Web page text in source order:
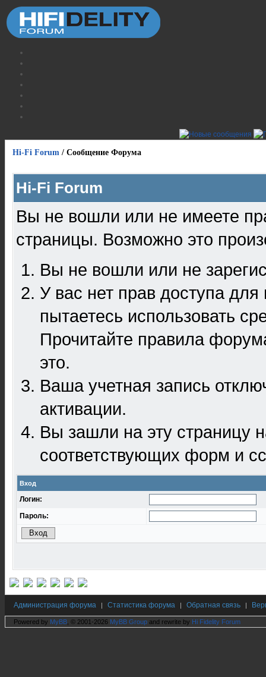
Hi-Fi Forum / Сообщение Форума
Hi-Fi Forum
Вы не вошли или не имеете
страницы. Возможно это
Вы не вошли или не
У вас нет прав доступа
пытаетесь использовать
Прочитайте правила
это.
Ваша учетная запись
активации.
Вы зашли на эту
соответствующих форм и
Вход
Логин:
Пароль:
Администрация форума | Статистика форума | Обратная связь |
Powered by MyBB , © 2001-2026 MyBB Group and rewrite by Hi Fidelity Forum